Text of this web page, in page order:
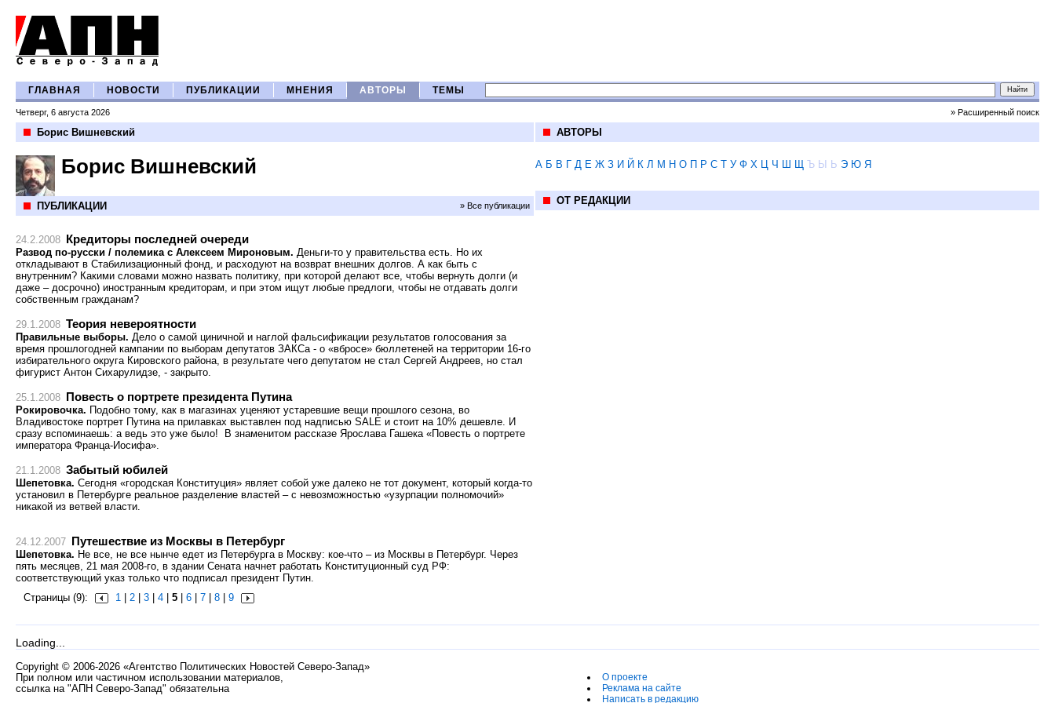
ГЛАВНАЯ НОВОСТИ ПУБЛИКАЦИИ МНЕНИЯ АВТОРЫ ТЕМЫ
Четверг, 6 августа 2026 » Расширенный поиск
Борис Вишневский
Борис Вишневский
ПУБЛИКАЦИИ » Все публикации
24.2.2008 Кредиторы последней очереди
Развод по-русски / полемика с Алексеем Мироновым. Деньги-то у правительства есть. Но их
откладывают в Стабилизационный фонд, и расходуют на возврат внешних долгов. А как быть с
внутренним? Какими словами можно назвать политику, при которой делают все, чтобы вернуть долги (и
даже – досрочно) иностранным кредиторам, и при этом ищут любые предлоги, чтобы не отдавать долги
собственным гражданам?
29.1.2008 Теория невероятности
Правильные выборы. Дело о самой циничной и наглой фальсификации результатов голосования за
время прошлогодней кампании по выборам депутатов ЗАКСа - о «вбросе» бюллетеней на территории 16-го
избирательного округа Кировского района, в результате чего депутатом не стал Сергей Андреев, но стал
фигурист Антон Сихарулидзе, - закрыто.
25.1.2008 Повесть о портрете президента Путина
Рокировочка. Подобно тому, как в магазинах уценяют устаревшие вещи прошлого сезона, во
Владивостоке портрет Путина на прилавках выставлен под надписью SALE и стоит на 10% дешевле. И
сразу вспоминаешь: а ведь это уже было! В знаменитом рассказе Ярослава Гашека «Повесть о портрете
императора Франца-Иосифа».
21.1.2008 Забытый юбилей
Шепетовка. Сегодня «городская Конституция» являет собой уже далеко не тот документ, который когда-то
установил в Петербурге реальное разделение властей – с невозможностью «узурпации полномочий»
никакой из ветвей власти.
24.12.2007 Путешествие из Москвы в Петербург
Шепетовка. Не все, не все нынче едет из Петербурга в Москву: кое-что – из Москвы в Петербург. Через
пять месяцев, 21 мая 2008-го, в здании Сената начнет работать Конституционный суд РФ:
соответствующий указ только что подписал президент Путин.
Страницы (9):
1 2 3 4 5 6 7 8 9
АВТОРЫ
А Б В Г Д Е Ж З И Й К Л М Н О П Р С Т У Ф Х Ц Ч Ш Щ Ъ Ы Ь Э Ю Я
ОТ РЕДАКЦИИ
Loading...
Copyright © 2006-2026 «Агентство Политических Новостей Северо-Запад»
При полном или частичном использовании материалов,
ссылка на "АПН Северо-Запад" обязательна
О проекте
Реклама на сайте
Написать в редакцию